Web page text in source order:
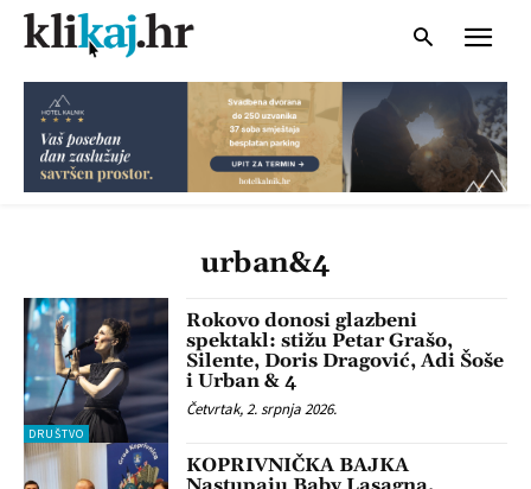
urban&4
DRUŠTVO
Rokovo donosi glazbeni
spektakl: stižu Petar Grašo,
Silente, Doris Dragović, Adi Šoše
i Urban & 4
Četvrtak, 2. srpnja 2026.
KOPRIVNIČKA BAJKA